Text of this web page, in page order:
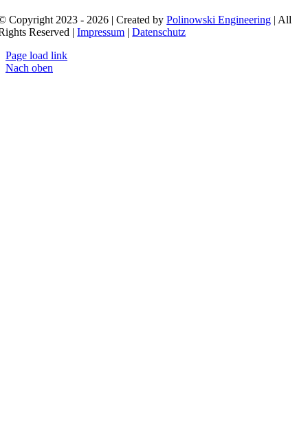
Copyright 2023 - 2026 | Created byPolinowski Engineering | All
Reserved |Impressum |Datenschutz
Page load link
Nach oben